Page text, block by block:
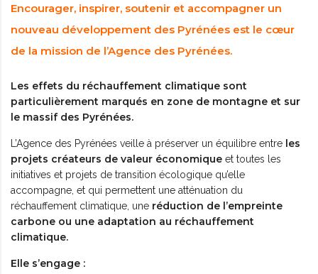
Encourager, inspirer, soutenir et accompagner un
nouveau développement des Pyrénées est le cœur
de la mission de l’Agence des Pyrénées.
Les effets du réchauffement climatique sont
particulièrement marqués en zone de montagne et sur
le massif des Pyrénées.
L’Agence des Pyrénées veille à préserver un équilibre entre les
projets créateurs de valeur économique et toutes les
initiatives et projets de transition écologique qu’elle
accompagne, et qui permettent une atténuation du
réchauffement climatique, une réduction de l’empreinte
carbone ou une adaptation au réchauffement
climatique.
Elle s’engage :